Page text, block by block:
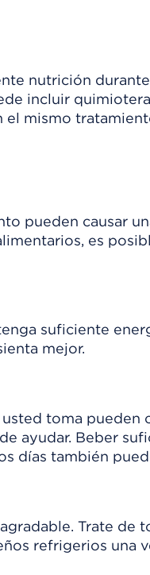
nutrición
incluir
el mismo
pueden causar
es
suficiente
mejor.
toma pueden
ayudar. Beber
días también
Trate de
refrigerios una